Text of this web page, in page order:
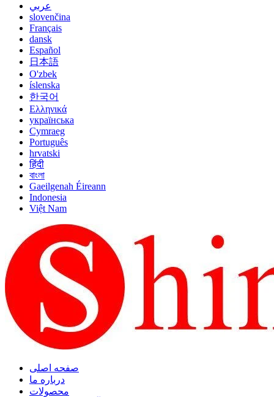
عربي
slovenčina
Français
dansk
Español
日本語
O'zbek
íslenska
한국어
Ελληνικά
українська
Cymraeg
Português
hrvatski
हिंदी
বাংলা
Gaeilgenah Éireann
Indonesia
Việt Nam
صفحه اصلی
درباره ما
محصولات